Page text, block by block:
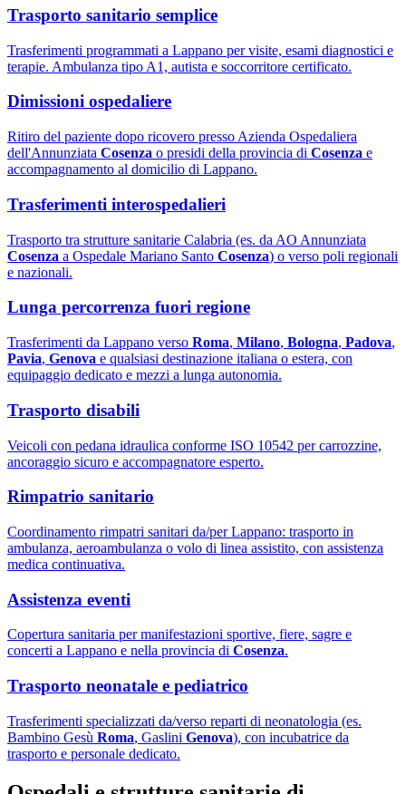
Trasporto sanitario semplice
Trasferimenti programmati a Lappano per visite, esami diagnostici e
terapie. Ambulanza tipo A1, autista e soccorritore certificato.
Dimissioni ospedaliere
Ritiro del paziente dopo ricovero presso Azienda Ospedaliera
dell'Annunziata Cosenza o presidi della provincia di Cosenza e
accompagnamento al domicilio di Lappano.
Trasferimenti interospedalieri
Trasporto tra strutture sanitarie Calabria (es. da AO Annunziata
Cosenza a Ospedale Mariano Santo Cosenza) o verso poli regionali
e nazionali.
Lunga percorrenza fuori regione
Trasferimenti da Lappano verso Roma, Milano, Bologna, Padova,
Pavia, Genova e qualsiasi destinazione italiana o estera, con
equipaggio dedicato e mezzi a lunga autonomia.
Trasporto disabili
Veicoli con pedana idraulica conforme ISO 10542 per carrozzine,
ancoraggio sicuro e accompagnatore esperto.
Rimpatrio sanitario
Coordinamento rimpatri sanitari da/per Lappano: trasporto in
ambulanza, aeroambulanza o volo di linea assistito, con assistenza
medica continuativa.
Assistenza eventi
Copertura sanitaria per manifestazioni sportive, fiere, sagre e
concerti a Lappano e nella provincia di Cosenza.
Trasporto neonatale e pediatrico
Trasferimenti specializzati da/verso reparti di neonatologia (es.
Bambino Gesù Roma, Gaslini Genova), con incubatrice da
trasporto e personale dedicato.